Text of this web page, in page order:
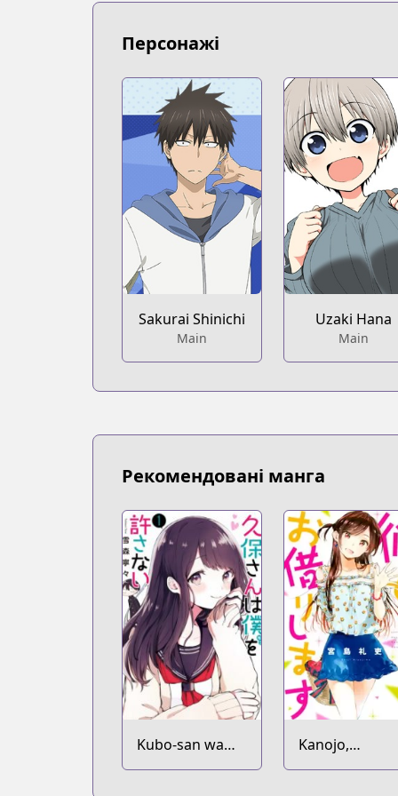
https://www.mangaupdates.com/
Book☆Walker
Персонажі
Sakurai Shinichi
Main
Uzaki Hana
Main
Рекомендовані манга
Kubo-san wa
Mob wo
Kanojo,
Okarishimasu